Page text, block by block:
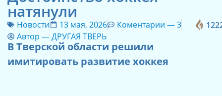
натянули
Новости 13 мая, 2026 Коментарии —3
Автор —ДРУГАЯ ТВЕРЬ
В Тверской области решили
имитировать развитие хоккея